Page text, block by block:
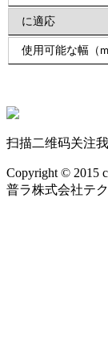
に適応
使用可能な幅（
扫描二维码关注
Copyright © 2015
普ラ株式会社テ